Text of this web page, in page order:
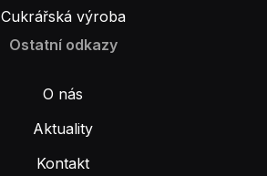
Cukrářská výroba
Ostatní odkazy
O nás
Aktuality
Kontakt